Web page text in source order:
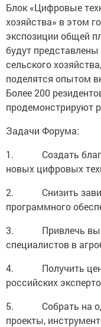
Блок «Цифровые
хозяйства» в этом
экспозиции общей
будут
сельского
поделятся опытом
Более 200
продемонстрируют
Задачи Форума:
1. Создать
новых цифровых
2. Снизить
программного
3. Привлечь
специалистов в
4. Получить
российских
5. Собрать на
проекты,